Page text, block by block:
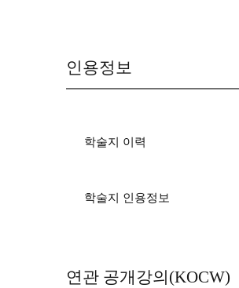
인용정보
학술지 이력
학술지 인용정보
연관 공개강의(KOCW)